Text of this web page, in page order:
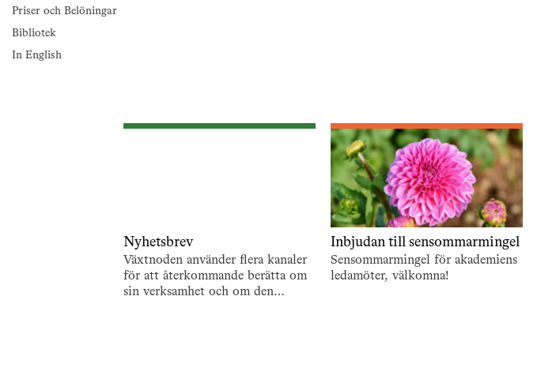
Priser och Belöningar
Bibliotek
In English
Nyhetsbrev
Växtnoden använder flera kanaler
för att återkommande berätta om
sin verksamhet och om den
Inbjudan till sensommarmingel
Sensommarmingel för akademiens
ledamöter, välkomna!